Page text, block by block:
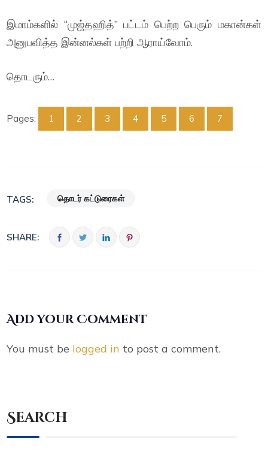
இமாம்களில் “முஜ்தஹித்” பட்டம் பெற்ற பெரும் மகான்கள்
அனுபவித்த இன்னல்கள் பற்றி ஆராய்வோம்.
தொடரும்…
Pages: 1 2 3 4 5 6 7
TAGS: தொடர் கட்டுரைகள்
SHARE:
Add your Comment
You must be logged in to post a comment.
Search